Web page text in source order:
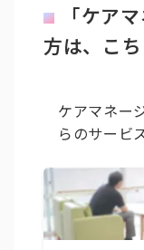
「ケア
方は、こ
ケアマネー
らのサービ